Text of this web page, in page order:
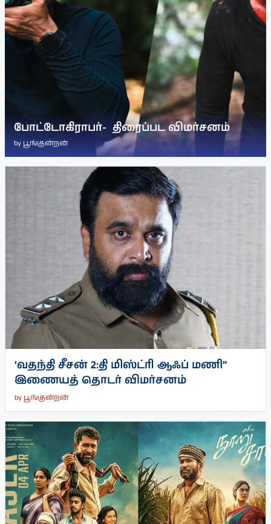
போட்டோகிராபர்- ‌ திரைப்பட விமர்சனம்
by பூங்குன்றன்
‘வதந்தி சீசன் 2:தி மிஸ்ட்ரி ஆஃப் மணி”
இணையத் தொடர் விமர்சனம்
by பூங்குன்றன்